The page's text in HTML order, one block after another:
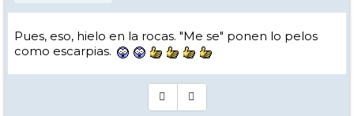
Pues, eso, hielo en la rocas. "Me se" ponen lo pelos
como escarpias.